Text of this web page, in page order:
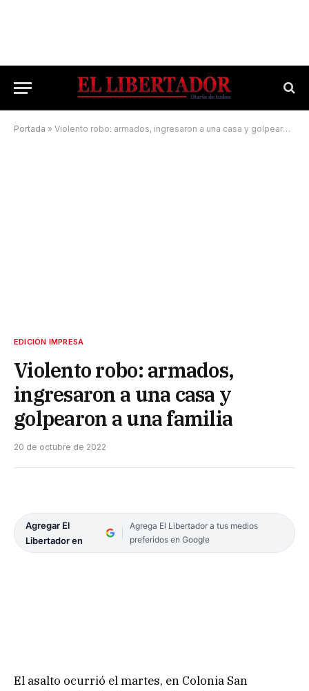
Portada » Violento robo: armados, ingresaron a una casa y golpearon a una familia
EDICIÓN IMPRESA
Violento robo: armados,
ingresaron a una casa y
golpearon a una familia
20 de octubre de 2022
Agregar El
Libertador en
Agrega El Libertador a tus medios
preferidos en Google
El asalto ocurrió el martes, en Colonia San